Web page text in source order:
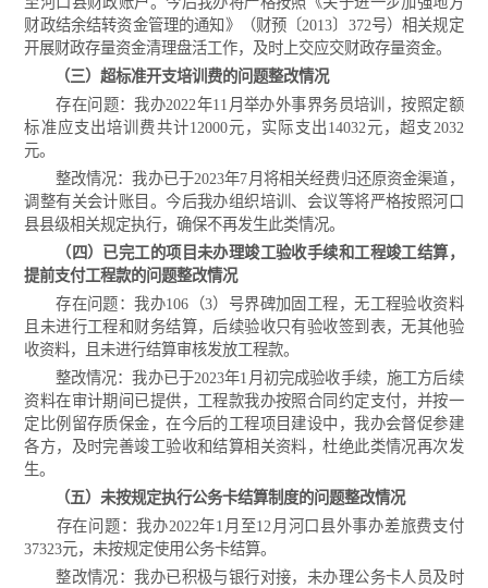
财政结余结转资金管理的通知》（财预〔2013〕372号）相关规定
开展财政存量资金清理盘活工作，及时上交应交财政存量资金。
（三）超标准开支培训费的问题整改情况
存在问题：我办2022年11月举办外事界务员培训，按照定额
标准应支出培训费共计12000元，实际支出14032元，超支2032
元。
整改情况：我办已于2023年7月将相关经费归还原资金渠道，
调整有关会计账目。今后我办组织培训、会议等将严格按照河口
县县级相关规定执行，确保不再发生此类情况。
（四）已完工的项目未办理竣工验收手续和工程竣工结算，
提前支付工程款的问题整改情况
存在问题：我办106（3）号界碑加固工程，无工程验收资料
且未进行工程和财务结算，后续验收只有验收签到表，无其他验
收资料，且未进行结算审核发放工程款。
整改情况：我办已于2023年1月初完成验收手续，施工方后续
资料在审计期间已提供，工程款我办按照合同约定支付，并按一
定比例留存质保金，在今后的工程项目建设中，我办会督促参建
各方，及时完善竣工验收和结算相关资料，杜绝此类情况再次发
生。
（五）未按规定执行公务卡结算制度的问题整改情况
存在问题：我办2022年1月至12月河口县外事办差旅费支付
37323元，未按规定使用公务卡结算。
整改情况：我办已积极与银行对接，未办理公务卡人员及时